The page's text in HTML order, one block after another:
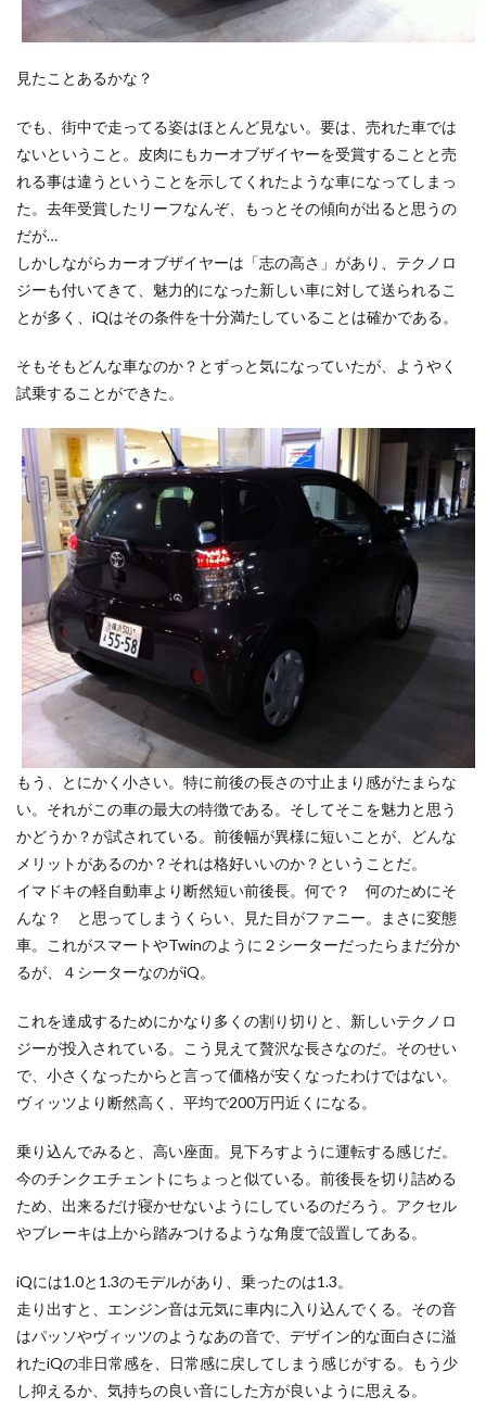
見たことあるかな？
でも、街中で走ってる姿はほとんど見ない。要は、売れた車では
ないということ。皮肉にもカーオブザイヤーを受賞することと売
れる事は違うということを示してくれたような車になってしまっ
た。去年受賞したリーフなんぞ、もっとその傾向が出ると思うの
だが…
しかしながらカーオブザイヤーは「志の高さ」があり、テクノロ
ジーも付いてきて、魅力的になった新しい車に対して送られるこ
とが多く、iQはその条件を十分満たしていることは確かである。
そもそもどんな車なのか？とずっと気になっていたが、ようやく
試乗することができた。
もう、とにかく小さい。特に前後の長さの寸止まり感がたまらな
い。それがこの車の最大の特徴である。そしてそこを魅力と思う
かどうか？が試されている。前後幅が異様に短いことが、どんな
メリットがあるのか？それは格好いいのか？ということだ。
イマドキの軽自動車より断然短い前後長。何で？ 何のためにそ
んな？ と思ってしまうくらい、見た目がファニー。まさに変態
車。これがスマートやTwinのように２シーターだったらまだ分か
るが、４シーターなのがiQ。
これを達成するためにかなり多くの割り切りと、新しいテクノロ
ジーが投入されている。こう見えて贅沢な長さなのだ。そのせい
で、小さくなったからと言って価格が安くなったわけではない。
ヴィッツより断然高く、平均で200万円近くになる。
乗り込んでみると、高い座面。見下ろすように運転する感じだ。
今のチンクエチェントにちょっと似ている。前後長を切り詰める
ため、出来るだけ寝かせないようにしているのだろう。アクセル
やブレーキは上から踏みつけるような角度で設置してある。
iQには1.0と1.3のモデルがあり、乗ったのは1.3。
走り出すと、エンジン音は元気に車内に入り込んでくる。その音
はパッソやヴィッツのようなあの音で、デザイン的な面白さに溢
れたiQの非日常感を、日常感に戻してしまう感じがする。もう少
し抑えるか、気持ちの良い音にした方が良いように思える。